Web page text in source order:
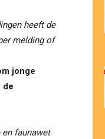
heeft de
melding of
jonge
de
en faunawet